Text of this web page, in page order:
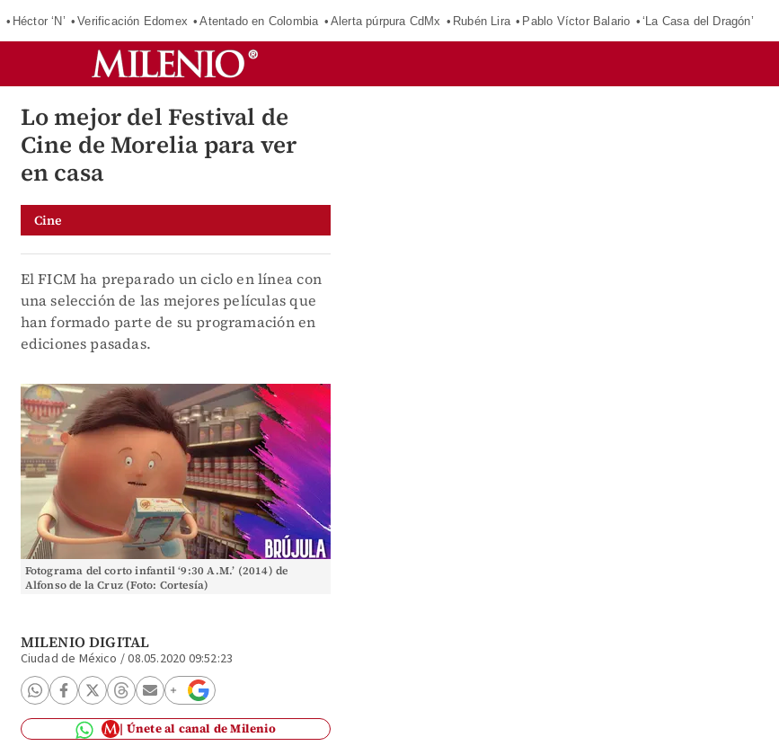
Héctor ‘N’ Verificación Edomex Atentado en Colombia Alerta púrpura CdMx Rubén Lira Pablo Víctor Balario ‘La Casa del Dragón’
Lo mejor del Festival de
Cine de Morelia para ver
en casa
Cine
El FICM ha preparado un ciclo en línea con
una selección de las mejores películas que
han formado parte de su programación en
ediciones pasadas.
Fotograma del corto infantil ‘9:30 A.M.’ (2014) de
Alfonso de la Cruz (Foto: Cortesía)
MILENIO DIGITAL
Ciudad de México /08.05.2020 09:52:23
Únete al canal de Milenio